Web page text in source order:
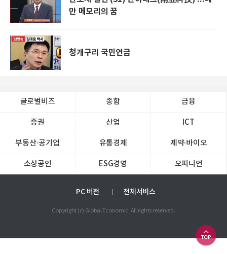
만 메모리의 꿈
청개구리 국민연금
글로벌비즈 종합 금융
증권 산업 ICT
부동산·공기업 유통경제 제약∙바이오
소상공인 ESG경영 오피니언
PC 버전 전체서비스
Copyright (c) Global Economic. All rights reserved.